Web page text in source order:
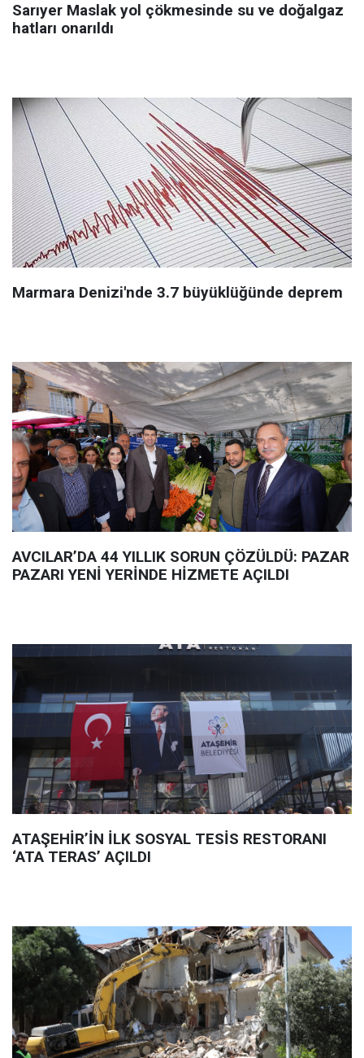
Sarıyer Maslak yol çökmesinde su ve doğalgaz
hatları onarıldı
Marmara Denizi'nde 3.7 büyüklüğünde deprem
AVCILAR’DA 44 YILLIK SORUN ÇÖZÜLDÜ: PAZAR
PAZARI YENİ YERİNDE HİZMETE AÇILDI
ATAŞEHİR’İN İLK SOSYAL TESİS RESTORANI
‘ATA TERAS’ AÇILDI